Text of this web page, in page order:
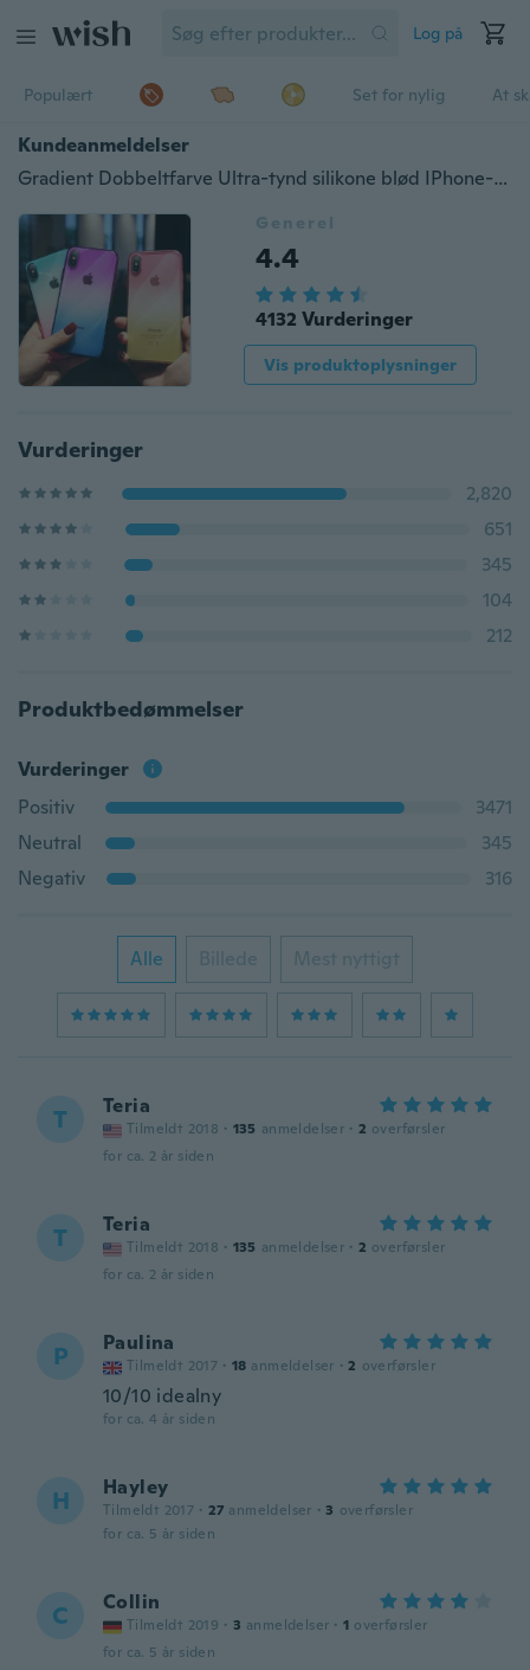
Log på
Populært Set for nylig At
Kundeanmeldelser
Gradient Dobbeltfarve Ultra-tynd silikone blød IPhone-sag til Iphone X XS Max XR 6 6S 7 8 Plus SE Bagcover Cover Covers Iphone10 shell Apple-telefoner Tilbehør Gaver
Generel
4.4
4132 Vurderinger
Vis produktoplysninger
Vurderinger
2,820
651
345
104
212
Produktbedømmelser
Vurderinger
Positiv
3471
Neutral
345
Negativ
316
Alle Billede Mest nyttigt
T Teria
Tilmeldt 2018 · 135 anmeldelser · 2 overførsler
for ca. 2 år siden
T Teria
Tilmeldt 2018 · 135 anmeldelser · 2 overførsler
for ca. 2 år siden
P Paulina
Tilmeldt 2017 · 18 anmeldelser · 2 overførsler
10/10 idealny
for ca. 4 år siden
H Hayley
Tilmeldt 2017 · 27 anmeldelser · 3 overførsler
for ca. 5 år siden
C Collin
Tilmeldt 2019 · 3 anmeldelser · 1 overførsler
for ca. 5 år siden